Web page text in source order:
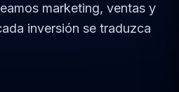
marketing, ventas y
inversión se traduzca